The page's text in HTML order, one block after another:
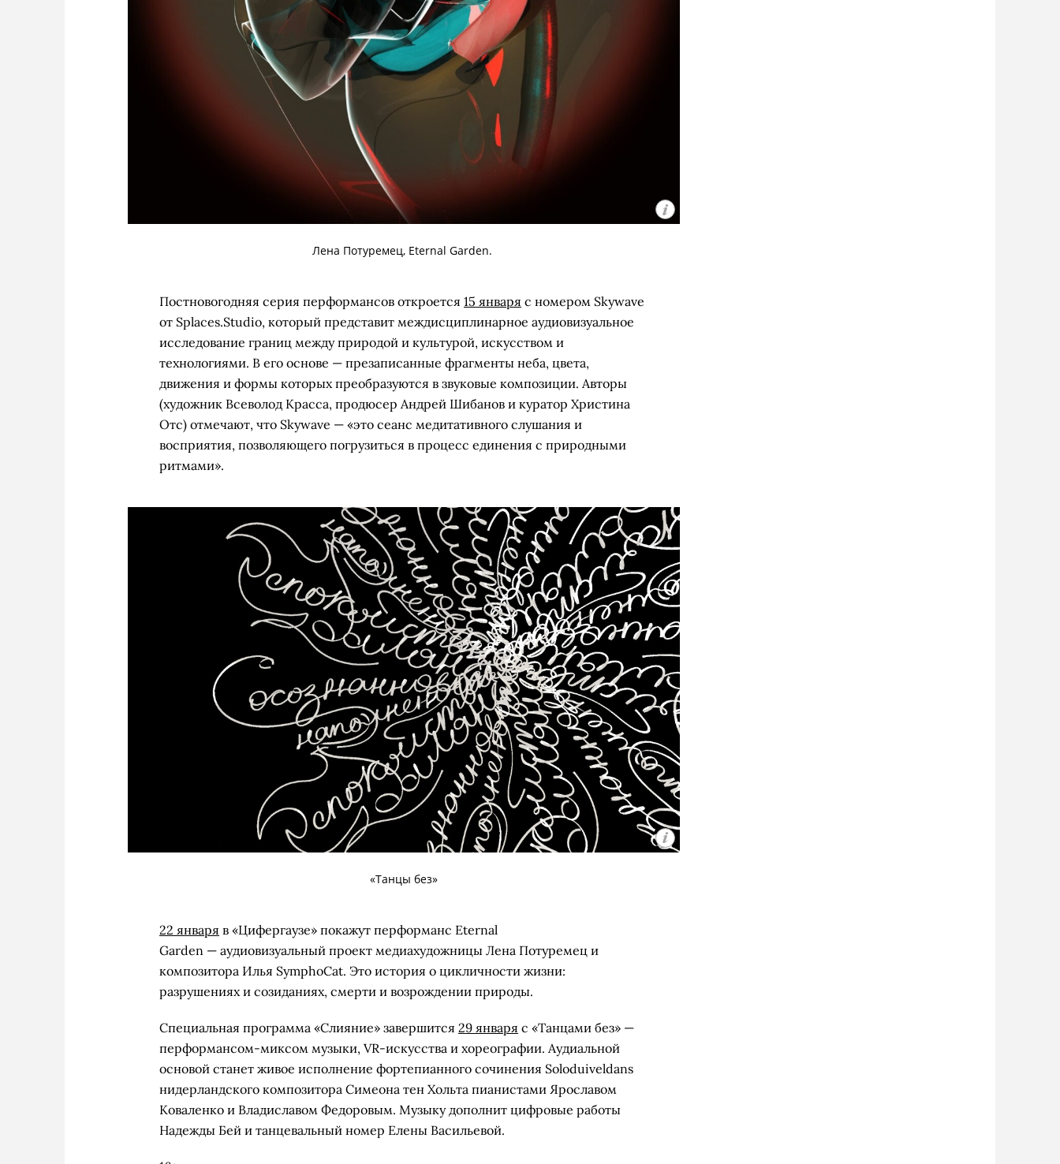
Лена Потуремец, Eternal Garden.
Постновогодняя серия перформансов откроется 15 января с номером Skywave
от Splaces.Studio, который представит междисциплинарное аудиовизуальное
исследование границ между природой и культурой, искусством и
технологиями. В его основе — презаписанные фрагменты неба, цвета,
движения и формы которых преобразуются в звуковые композиции. Авторы
(художник Всеволод Красса, продюсер Андрей Шибанов и куратор Христина
Отс) отмечают, что Skywave — «это сеанс медитативного слушания и
восприятия, позволяющего погрузиться в процесс единения с природными
ритмами».
«Танцы без»
22 января в «Цифергаузе» покажут перформанс Eternal
Garden — аудиовизуальный проект медиахудожницы Лена Потуремец и
композитора Илья SymphoCat. Это история о цикличности жизни:
разрушениях и созиданиях, смерти и возрождении природы.
Специальная программа «Слияние» завершится 29 января с «Танцами без» —
перформансом-миксом музыки, VR-искусства и хореографии. Аудиальной
основой станет живое исполнение фортепианного сочинения Soloduiveldans
нидерландского композитора Симеона тен Хольта пианистами Ярославом
Коваленко и Владиславом Федоровым. Музыку дополнит цифровые работы
Надежды Бей и танцевальный номер Елены Васильевой.